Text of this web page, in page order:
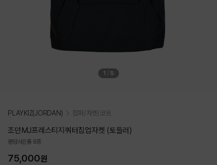
1 5
PLAYKIZ(JORDAN) 점퍼/자켓/코트
조던MJ프레스티지쿼터집업자켓 (토들러)
랜덤사은품 8종
75,000원